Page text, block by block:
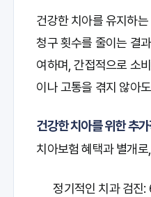
건강한 치아를 유지하
청구 횟수를 줄이는 결
여하며, 간접적으로 소
이나 고통을 겪지 않아
건강한 치아를 위한 추
치아보험 혜택과 별개
정기적인 치과 검진: